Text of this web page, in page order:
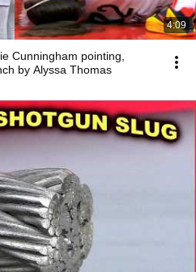
4:09
Cunningham pointing,
by Alyssa Thomas